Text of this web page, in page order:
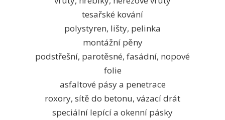
tesařské kování
polystyren, lišty, pelinka
montážní pěny
podstřešní, parotěsné, fasádní, nopové
folie
asfaltové pásy a penetrace
roxory, sítě do betonu, vázací drát
speciální lepící a okenní pásky